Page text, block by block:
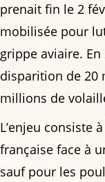
prenait fin le 2
mobilisée pour
grippe aviaire. En
disparition de 20
millions de
L’enjeu consiste
française face à
sauf pour les